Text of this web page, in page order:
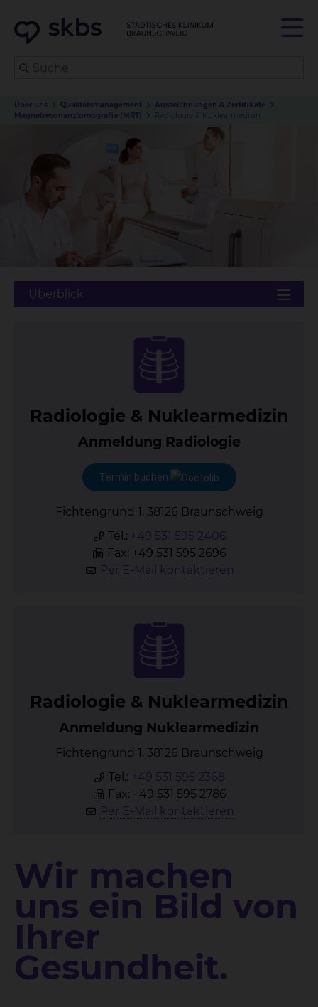
Über uns Qualitätsmanagement
Auszeichnungen & Zertifikate
Magnetresonanztomografie (MRT)
Radiologie & Nuklearmedizin
Ra­dio­lo­gie & Nu­kle­ar­me­di­zin
Anmeldung Radiologie
Termin buchen
Fichtengrund 1, 38126 Braunschweig
Tel.: +49 531 595 2406
Fax: +49 531 595 2696
Per E-Mail kontaktieren
Ra­dio­lo­gie & Nu­kle­ar­me­di­zin
Anmeldung Nuklearmedizin
Fichtengrund 1, 38126 Braunschweig
Tel.: +49 531 595 2368
Fax: +49 531 595 2786
Per E-Mail kontaktieren
Wir machen
uns ein Bild von
Ihrer
Gesundheit.